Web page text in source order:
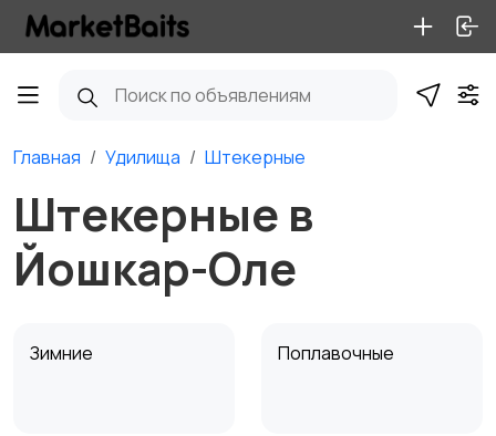
Главная Удилища Штекерные
Штекерные в
Йошкар-Оле
Зимние Поплавочные